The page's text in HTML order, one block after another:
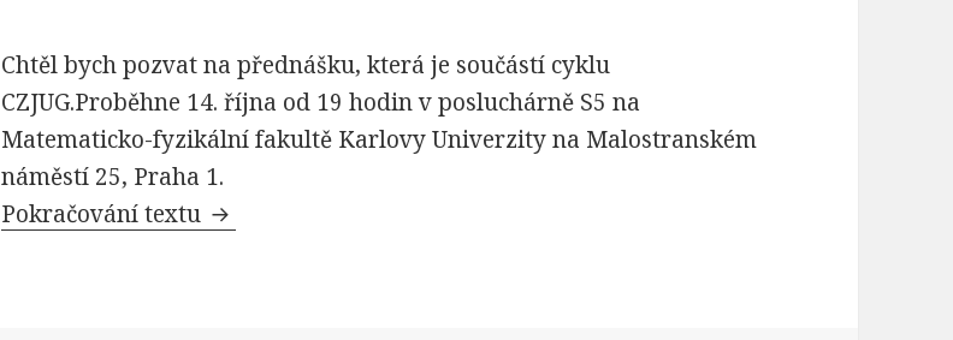
Chtěl bych pozvat na přednášku, která je součástí cyklu
CZJUG.Proběhne 14. října od 19 hodin v posluchárně S5 na
Matematicko-fyzikální fakultě Karlovy Univerzity na Malostranském
náměstí 25, Praha 1.
Pokračování textu Pozvánka CZJUG: Praktická implementace REST API